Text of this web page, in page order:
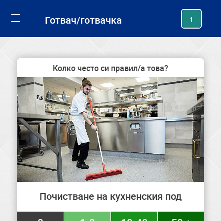
Готвач/готвачка 1
Колко често си правил/а това?
Почистване на кухненския под